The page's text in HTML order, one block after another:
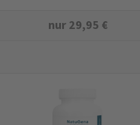
nur29,95 €